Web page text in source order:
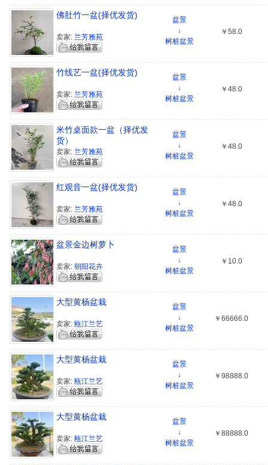
佛肚竹一盆(择优发货)
卖家: 兰芳雅苑
盆景
↓
树桩盆景
￥58.0
竹线艺一盆(择优发货)
卖家: 兰芳雅苑
盆景
↓
树桩盆景
￥48.0
米竹桌面款一盆（择优发
货）
卖家: 兰芳雅苑
盆景
↓
树桩盆景
￥48.0
红观音一盆(择优发货)
卖家: 兰芳雅苑
盆景
↓
树桩盆景
￥48.0
盆景金边树萝卜
卖家: 朝阳花卉
盆景
↓
树桩盆景
￥10.0
大型黄杨盆栽
卖家: 瓯江兰艺
盆景
↓
树桩盆景
￥66666.0
大型黄杨盆栽
卖家: 瓯江兰艺
盆景
↓
树桩盆景
￥98888.0
大型黄杨盆栽
卖家: 瓯江兰艺
盆景
↓
树桩盆景
￥88888.0